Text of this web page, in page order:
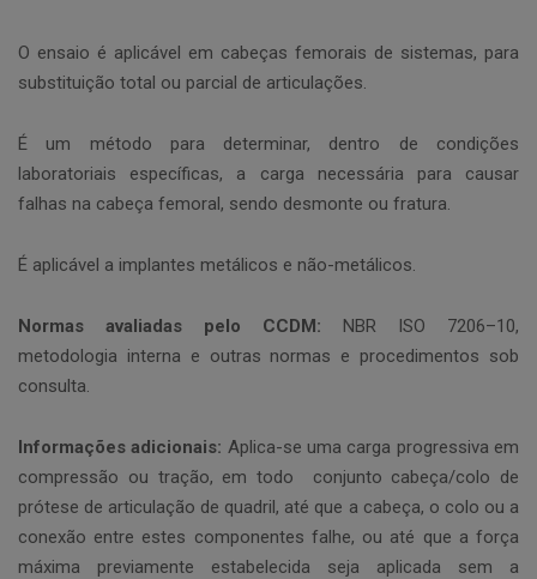
O ensaio é aplicável em cabeças femorais de sistemas, para
substituição total ou parcial de articulações.
É um método para determinar, dentro de condições
laboratoriais específicas, a carga necessária para causar
falhas na cabeça femoral, sendo desmonte ou fratura.
É aplicável a implantes metálicos e não-metálicos.
Normas avaliadas pelo CCDM: NBR ISO 7206–10,
metodologia interna e outras normas e procedimentos sob
consulta.
Informações adicionais: Aplica-se uma carga progressiva em
compressão ou tração, em todo conjunto cabeça/colo de
prótese de articulação de quadril, até que a cabeça, o colo ou a
conexão entre estes componentes falhe, ou até que a força
máxima previamente estabelecida seja aplicada sem a